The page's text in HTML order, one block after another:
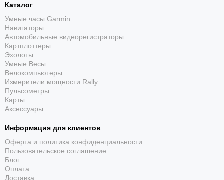
Каталог
Умные часы Garmin
Навигаторы
Автомобильные видеорегистраторы
Картплоттеры
Эхолоты
Умные Весы
Велокомпьютеры
Измерители мощности Rally
Пульсометры
Карты
Аксессуары
Информация для клиентов
Оферта и политика конфиденциальности
Пользовательское соглашение
Блог
Оплата
Доставка